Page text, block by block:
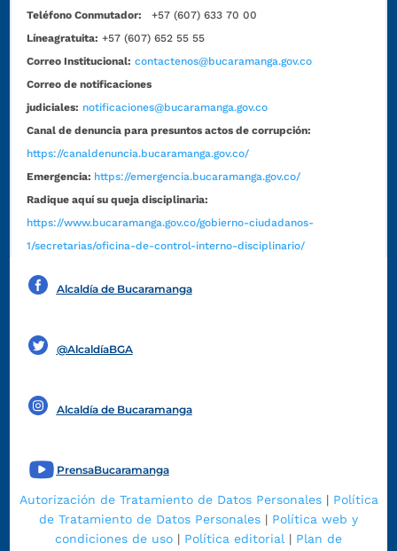
Teléfono Conmutador:
+57 (607) 633 70 00
Líneagratuita: +57 (607) 652 55 55
Correo Institucional: contactenos@bucaramanga.gov.co
Correo de notificaciones
judiciales: notificaciones@bucaramanga.gov.co
Canal de denuncia para presuntos actos de corrupción:
https://canaldenuncia.bucaramanga.gov.co/
Emergencia: https://emergencia.bucaramanga.gov.co/
Radique aquí su queja disciplinaria:
https://www.bucaramanga.gov.co/gobierno-ciudadanos-
1/secretarias/oficina-de-control-interno-disciplinario/
Alcaldía de Bucaramanga
@AlcaldíaBGA
Alcaldía de Bucaramanga
PrensaBucaramanga
Autorización de Tratamiento de Datos Personales| Política
de Tratamiento de Datos Personales | Política web y
condiciones de uso | Política editorial | Plan de